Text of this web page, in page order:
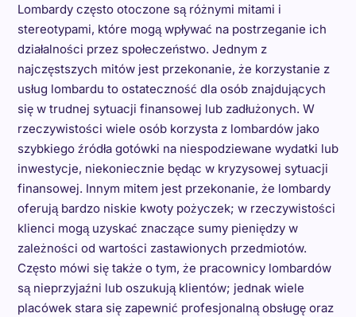
Lombardy często otoczone są różnymi mitami i
stereotypami, które mogą wpływać na postrzeganie ich
działalności przez społeczeństwo. Jednym z
najczęstszych mitów jest przekonanie, że korzystanie z
usług lombardu to ostateczność dla osób znajdujących
się w trudnej sytuacji finansowej lub zadłużonych. W
rzeczywistości wiele osób korzysta z lombardów jako
szybkiego źródła gotówki na niespodziewane wydatki lub
inwestycje, niekoniecznie będąc w kryzysowej sytuacji
finansowej. Innym mitem jest przekonanie, że lombardy
oferują bardzo niskie kwoty pożyczek; w rzeczywistości
klienci mogą uzyskać znaczące sumy pieniędzy w
zależności od wartości zastawionych przedmiotów.
Często mówi się także o tym, że pracownicy lombardów
są nieprzyjaźni lub oszukują klientów; jednak wiele
placówek stara się zapewnić profesjonalną obsługę oraz